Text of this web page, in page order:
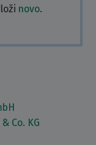
novo.
Co. KG